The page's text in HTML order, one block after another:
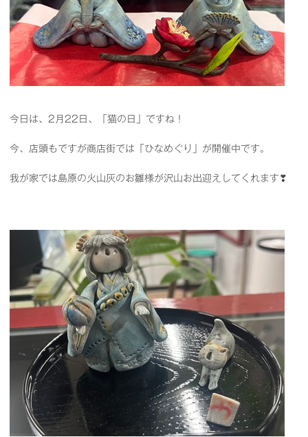
今日は、2月22日、「猫の日」ですね！
今、店頭もですが商店街では「ひなめぐり」が開催中です。
我が家では島原の火山灰のお雛様が沢山お出迎えしてくれます❣